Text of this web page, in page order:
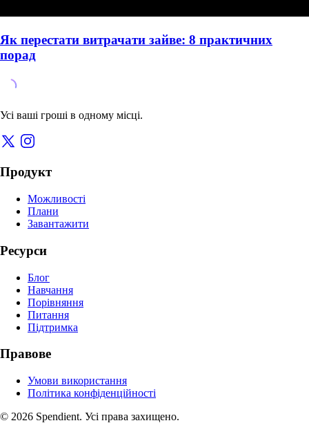
Як перестати витрачати зайве: 8 практичних
порад
Усі ваші гроші в одному місці.
Продукт
Можливості
Плани
Завантажити
Ресурси
Блог
Навчання
Порівняння
Питання
Підтримка
Правове
Умови використання
Політика конфіденційності
© 2026 Spendient. Усі права захищено.